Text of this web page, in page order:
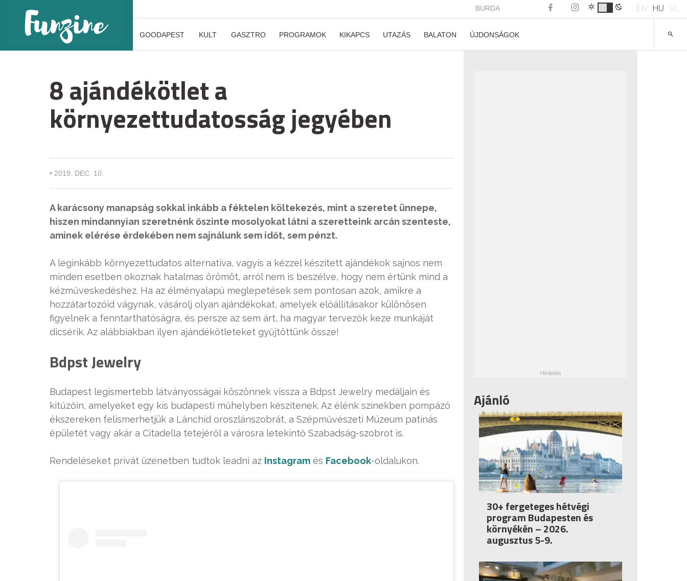
BURDA EN HU SL
GOODAPEST KULT GASZTRO PROGRAMOK KIKAPCS UTAZÁS BALATON ÚJDONSÁGOK
8 ajándékötlet a
környezettudatosság jegyében
• 2019. DEC. 10.
A karácsony manapság sokkal inkább a féktelen költekezés, mint a szeretet ünnepe,
hiszen mindannyian szeretnénk őszinte mosolyokat látni a szeretteink arcán szenteste,
aminek elérése érdekében nem sajnálunk sem időt, sem pénzt.
A leginkább környezettudatos alternatíva, vagyis a kézzel készített ajándékok sajnos nem
minden esetben okoznak hatalmas örömöt, arról nem is beszélve, hogy nem értünk mind a
kézműveskedéshez. Ha az élményalapú meglepetések sem pontosan azok, amikre a
hozzátartozóid vágynak, vásárolj olyan ajándékokat, amelyek előállításakor különösen
figyelnek a fenntarthatóságra, és persze az sem árt, ha magyar tervezők keze munkáját
dicsérik. Az alábbiakban ilyen ajándékötleteket gyűjtöttünk össze!
Bdpst Jewelry
Budapest legismertebb látványosságai köszönnek vissza a Bdpst Jewelry medáljain és
kitűzőin, amelyeket egy kis budapesti műhelyben készítenek. Az élénk színekben pompázó
ékszereken felismerhetjük a Lánchíd oroszlánszobrát, a Szépművészeti Múzeum patinás
épületét vagy akár a Citadella tetejéről a városra letekintő Szabadság-szobrot is.
Rendeléseket privát üzenetben tudtok leadni az Instagram és Facebook-oldalukon.
Ajánló
30+ fergeteges hétvégi
program Budapesten és
környékén – 2026.
augusztus 5-9.